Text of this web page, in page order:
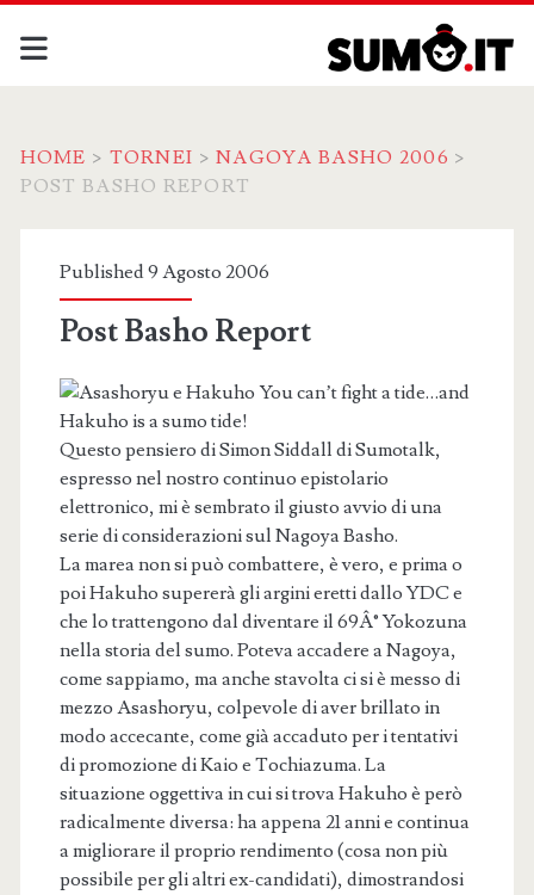
HOME > TORNEI >NAGOYA BASHO 2006 >
POST BASHO REPORT
Published 9 Agosto 2006
Post Basho Report
You can’t fight a tide…and
Hakuho is a sumo tide!
Questo pensiero di Simon Siddall di Sumotalk,
espresso nel nostro continuo epistolario
elettronico, mi è sembrato il giusto avvio di una
serie di considerazioni sul Nagoya Basho.
La marea non si può combattere, è vero, e prima o
poi Hakuho supererà gli argini eretti dallo YDC e
che lo trattengono dal diventare il 69Â° Yokozuna
nella storia del sumo. Poteva accadere a Nagoya,
come sappiamo, ma anche stavolta ci si è messo di
mezzo Asashoryu, colpevole di aver brillato in
modo accecante, come già accaduto per i tentativi
di promozione di Kaio e Tochiazuma. La
situazione oggettiva in cui si trova Hakuho è però
radicalmente diversa: ha appena 21 anni e continua
a migliorare il proprio rendimento (cosa non più
possibile per gli altri ex-candidati), dimostrandosi